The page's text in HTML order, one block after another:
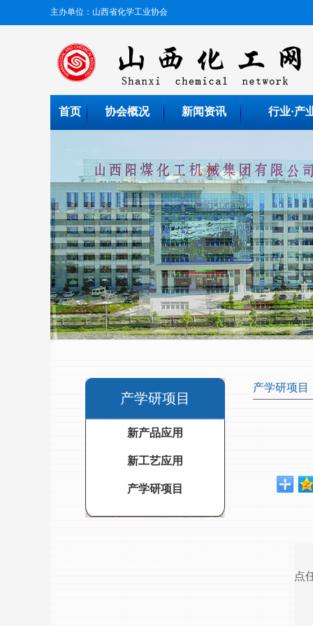
主办单位：山西省化学工业协会
首页 协会概况 新闻资讯 行业·产
产学研项目
新产品应用
新工艺应用
产学研项目
产学研项目
点